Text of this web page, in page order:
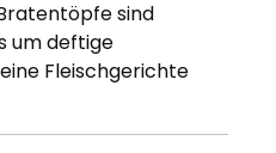
sind
um deftige
Fleischgerichte